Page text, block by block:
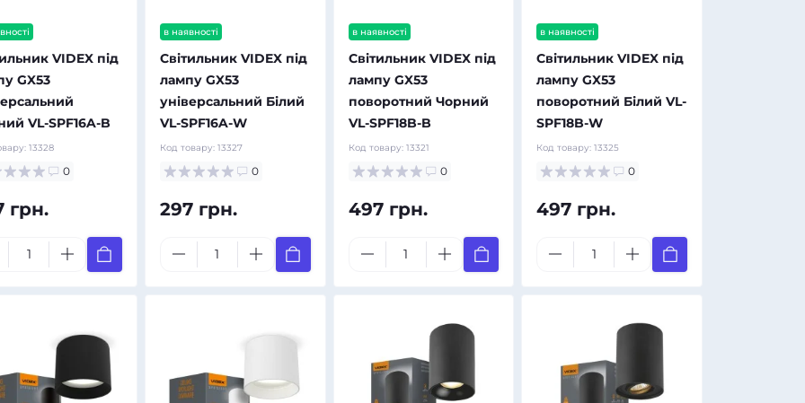
VIDEX під
GX53
VL-SPF16A-B
13328
0
грн.
в наявності
Світильник VIDEX під
лампу GX53
універсальний Білий
VL-SPF16A-W
Код товару: 13327
0
297 грн.
в наявності
Світильник VIDEX під
лампу GX53
поворотний Чорний
VL-SPF18B-B
Код товару: 13321
0
497 грн.
в наявності
Світильник VIDEX під
лампу GX53
поворотний Білий VL-
SPF18B-W
Код товару:13325
0
497 грн.